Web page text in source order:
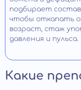
подбирает
чтобы откапать
возраст, стаж
давления и пульса.
Какие